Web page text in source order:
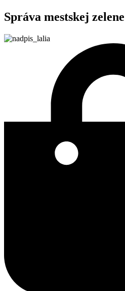
Správa mestskej